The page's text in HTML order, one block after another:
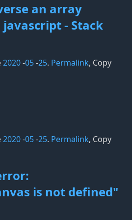
an array
- Stack
2020-05-25. Permalink, Copy
2020-05-25. Permalink, Copy
is not defined"